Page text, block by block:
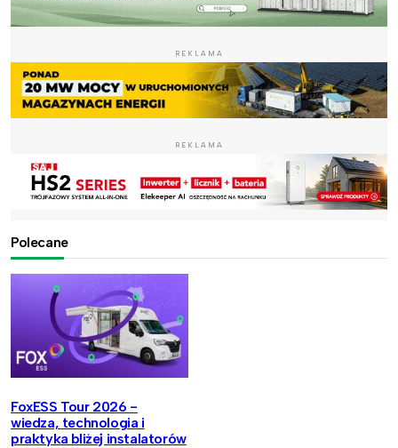
REKLAMA
REKLAMA
Polecane
FoxESS Tour 2026 -
wiedza, technologia i
praktyka bliżej instalatorów